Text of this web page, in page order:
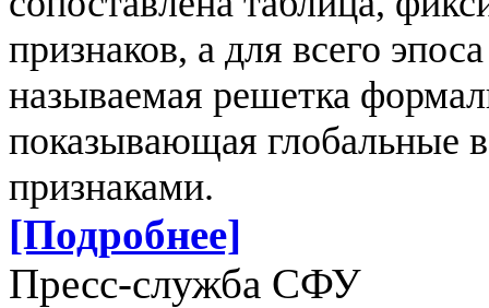
признаков, а для всего
называемая решетка
показывающая глобальные
признаками.
[Подробнее]
Пресс-служба СФУ